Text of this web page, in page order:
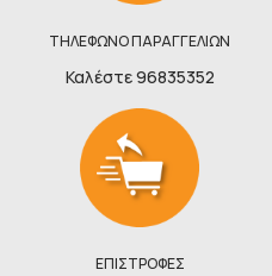
ΤΗΛΕΦΩΝΟ ΠΑΡΑΓΓΕΛΙΩΝ
Καλέστε 96835352
ΕΠΙΣΤΡΟΦΕΣ